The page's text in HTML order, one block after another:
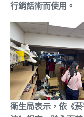
行銷話術而使用。
衛生局表示，依《菸